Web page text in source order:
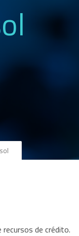
recursos de crédito.